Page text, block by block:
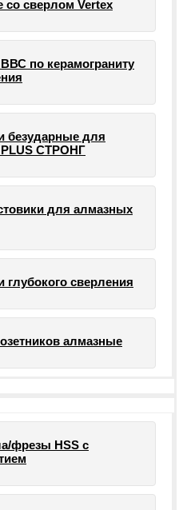
со сверлом Vertex
по керамограниту
безударные для
PLUS СТРОНГ
для алмазных
сверления
алмазные
фрезы HSS c